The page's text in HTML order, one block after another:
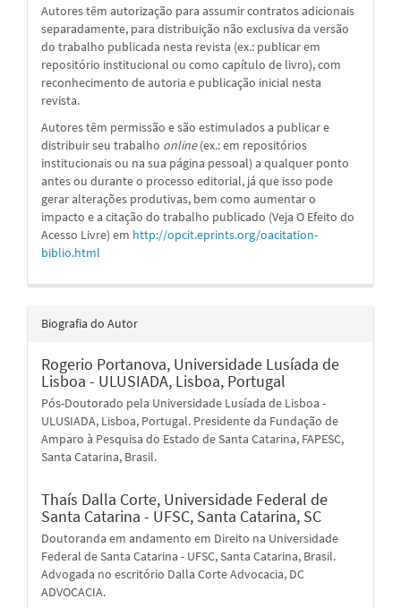
Autores têm autorização para assumir contratos adicionais
separadamente, para distribuição não exclusiva da versão
do trabalho publicada nesta revista (ex.: publicar em
repositório institucional ou como capítulo de livro), com
reconhecimento de autoria e publicação inicial nesta
revista.
Autores têm permissão e são estimulados a publicar e
distribuir seu trabalho online(ex.: em repositórios
institucionais ou na sua página pessoal) a qualquer ponto
antes ou durante o processo editorial, já que isso pode
gerar alterações produtivas, bem como aumentar o
impacto e a citação do trabalho publicado (Veja O Efeito do
Acesso Livre) em http://opcit.eprints.org/oacitation-
biblio.html
Biografia do Autor
Rogerio Portanova, Universidade Lusíada de
Lisboa - ULUSIADA, Lisboa, Portugal
Pós-Doutorado pela Universidade Lusíada de Lisboa -
ULUSIADA, Lisboa, Portugal. Presidente da Fundação de
Amparo à Pesquisa do Estado de Santa Catarina, FAPESC,
Santa Catarina, Brasil.
Thaís Dalla Corte, Universidade Federal de
Santa Catarina - UFSC, Santa Catarina, SC
Doutoranda em andamento em Direito na Universidade
Federal de Santa Catarina - UFSC, Santa Catarina, Brasil.
Advogada no escritório Dalla Corte Advocacia, DC
ADVOCACIA.